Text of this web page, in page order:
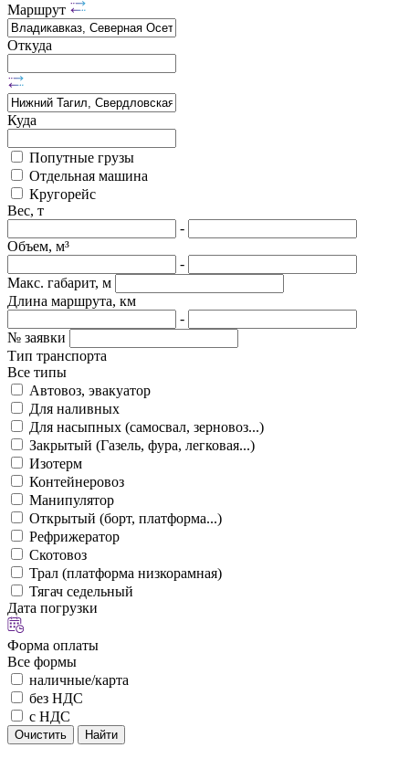
Маршрут
Откуда
Куда
Попутные грузы
Отдельная машина
Кругорейс
Вес, т
-
Объем, м³
-
Макс. габарит, м
Длина маршрута, км
-
№ заявки
Тип транспорта
Все типы
Автовоз, эвакуатор
Для наливных
Для насыпных (самосвал, зерновоз...)
Закрытый (Газель, фура, легковая...)
Изотерм
Контейнеровоз
Манипулятор
Открытый (борт, платформа...)
Рефрижератор
Скотовоз
Трал (платформа низкорамная)
Тягач седельный
Дата погрузки
Форма оплаты
Все формы
наличные/карта
без НДС
с НДС
Очистить Найти